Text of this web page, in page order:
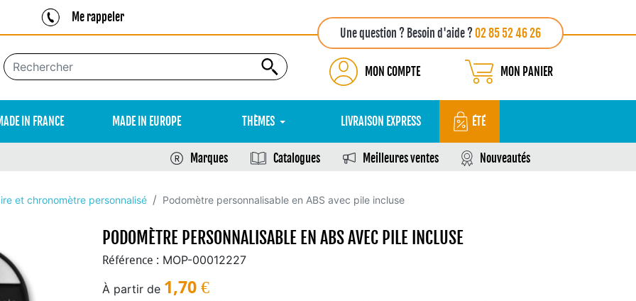
Me rappeler
Une question ? Besoin d'aide ?02 85 52 46 26
MON COMPTE MON PANIER
IN FRANCE MADE IN EUROPE THÈMES LIVRAISON EXPRESS ÉTÉ
Marques Catalogues Meilleures ventes Nouveautés
et chronomètre personnalisé Podomètre personnalisable en ABS avec pile incluse
PODOMÈTRE PERSONNALISABLE EN ABS AVEC PILE INCLUSE
Référence : MOP-00012227
À partir de 1,70 €